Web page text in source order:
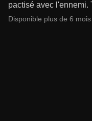
pactisé avec l'ennemi.
Disponible plus de 6 mois